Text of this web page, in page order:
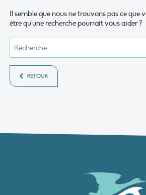
Il semble que nous ne trouvons pas ce que
être qu'une recherche pourrait vous aider ?
RETOUR